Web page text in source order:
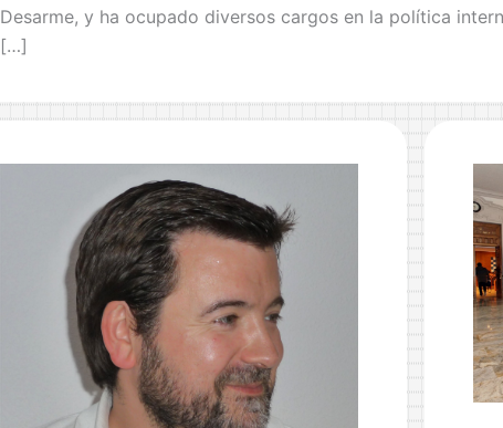
Desarme, y ha ocupado diversos cargos en la política
[…]